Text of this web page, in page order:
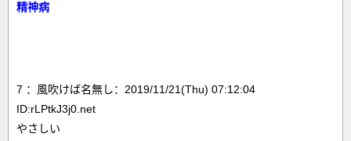
精神病
7 ：風吹けば名無し：2019/11/21(Thu) 07:12:04
ID:rLPtkJ3j0.net
やさしい